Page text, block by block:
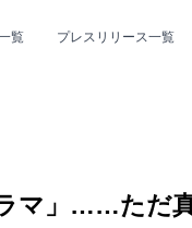
覧 プレスリリース一覧
マ」……ただ